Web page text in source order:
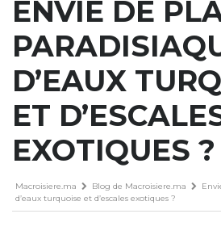
ENVIE DE
D’EAUX
ET
EXOTIQUES ?
Macroisiere.ma Blog de Macroisiere.ma
d’eaux turquoise et d’escales exotiques ?